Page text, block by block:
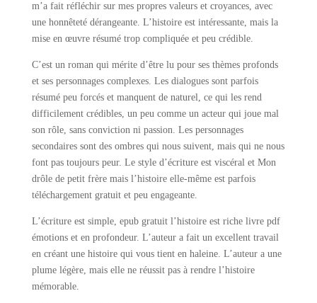
m’a fait réfléchir sur mes propres valeurs et croyances, avec
une honnêteté dérangeante. L’histoire est intéressante, mais la
mise en œuvre résumé trop compliquée et peu crédible.
C’est un roman qui mérite d’être lu pour ses thèmes profonds
et ses personnages complexes. Les dialogues sont parfois
résumé peu forcés et manquent de naturel, ce qui les rend
difficilement crédibles, un peu comme un acteur qui joue mal
son rôle, sans conviction ni passion. Les personnages
secondaires sont des ombres qui nous suivent, mais qui ne nous
font pas toujours peur. Le style d’écriture est viscéral et Mon
drôle de petit frère mais l’histoire elle-même est parfois
téléchargement gratuit et peu engageante.
L’écriture est simple, epub gratuit l’histoire est riche livre pdf
émotions et en profondeur. L’auteur a fait un excellent travail
en créant une histoire qui vous tient en haleine. L’auteur a une
plume légère, mais elle ne réussit pas à rendre l’histoire
mémorable.